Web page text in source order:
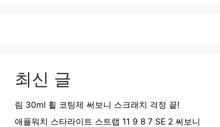
최신 글
림 30ml 휠 코팅제 써보니 스크래치 걱정 끝!
애플워치 스타라이트 스트랩 11 9 8 7 SE 2 써보니